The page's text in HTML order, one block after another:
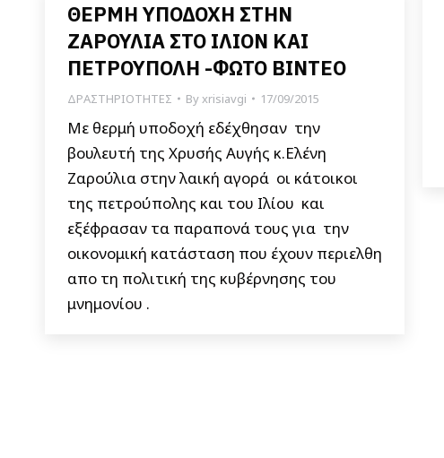
ΘΕΡΜΗ ΥΠΟΔΟΧΗ ΣΤΗΝ
ΖΑΡΟΥΛΙΑ ΣΤΟ ΙΛΙΟΝ ΚΑΙ
ΠΕΤΡΟΥΠΟΛΗ -ΦΩΤΟ ΒΙΝΤΕΟ
ΔΡΑΣΤΗΡΙΟΤΗΤΕΣ Byxrisiavgi 17/09/2015
Mε θερμή υποδοχή εδέχθησαν την
βουλευτή της Χρυσής Αυγής κ.Ελένη
Ζαρούλια στην λαική αγορά οι κάτοικοι
της πετρούπολης και του Ιλίου και
εξέφρασαν τα παραπονά τους για την
οικονομική κατάσταση που έχουν περιελθη
απο τη πολιτική της κυβέρνησης του
μνημονίου .